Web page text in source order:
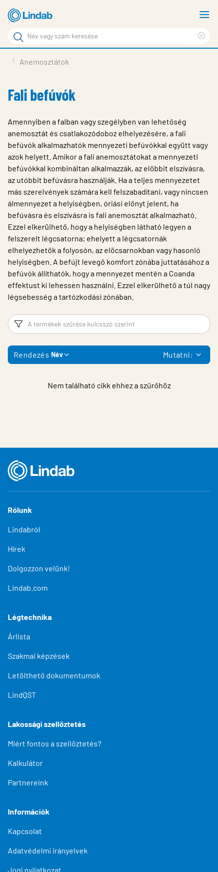
tartalomhoz
Keresési
kifejezés
Oldalak
keresése
Támogatás
Fenntarthatóság
Kapcsolat
Choose languge
Hungary
Anemosztátok
Fali befúvók
Amennyiben a falban vagy szegélyben van lehetőség
anemosztát és csatlakozódoboz elhelyezésére, a fali
befúvók alkalmazhatók mennyezeti befúvókkal együtt vagy
azok helyett. Amikor a fali anemosztátokat a mennyezeti
befúvókkal kombináltan alkalmazzák, az előbbit elszívásra,
az utóbbit befúvásra használják. Ha a teljes mennyezetet
más szerelvények számára kell felszabadítani, vagy nincsen
álmennyezet a helyiségben, óriási előnyt jelent, ha
befúvásra és elszívásra is fali anemosztát alkalmazható.
Ezzel elkerülhető, hogy a helyiségben látható legyen a
felszerelt légcsatorna; ehelyett a légcsatornák
elhelyezhetők a folyosón, az előcsarnokban vagy hasonló
helyiségben. A befújt levegő komfort zónába juttatásához a
befúvók állíthatók, hogy a mennyezet mentén a Coanda
effektust ki lehessen használni. Ezzel elkerülhető a túl nagy
légsebesség a tartózkodási zónában.
Szűrő
Rendezés Név Mutatni:
Nem található cikk ehhez a szűrőhöz
Rólunk
Lindabról
Hírek
Dolgozzon velünk!
Lindab.com
Légtechnika
Árlista
Szakmai képzések
Letölthető dokumentumok
LindQST
Lakossági szellőztetés
Miért fontos a szellőztetés?
Kalkulátor
Partnereink
Információk
Kapcsolat
Adatvédelmi irányelvek
Jogi nyilatkozat